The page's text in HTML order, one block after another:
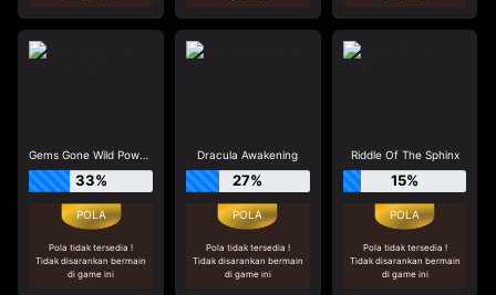
Gems Gone Wild Power Reels
33%
Pola tidak tersedia !
Tidak disarankan bermain
di game ini
Dracula Awakening
27%
Pola tidak tersedia !
Tidak disarankan bermain
di game ini
Riddle Of The Sphinx
15%
Pola tidak tersedia !
Tidak disarankan bermain
di game ini